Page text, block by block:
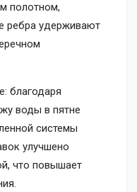
полотном,
ребра удерживают
благодаря
воды в пятне
системы
улучшено
что повышает